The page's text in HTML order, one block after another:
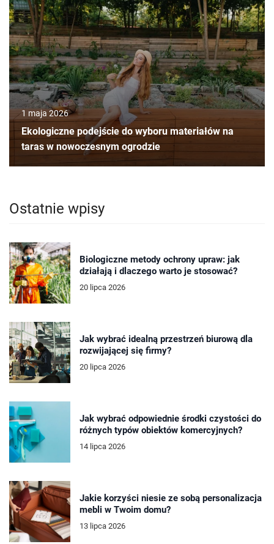
1 maja 2026
Ekologiczne podejście do wyboru materiałów na
taras w nowoczesnym ogrodzie
Ostatnie wpisy
Biologiczne metody ochrony upraw: jak
działają i dlaczego warto je stosować?
20 lipca 2026
Jak wybrać idealną przestrzeń biurową dla
rozwijającej się firmy?
20 lipca 2026
Jak wybrać odpowiednie środki czystości do
różnych typów obiektów komercyjnych?
14 lipca 2026
Jakie korzyści niesie ze sobą personalizacja
mebli w Twoim domu?
13 lipca 2026